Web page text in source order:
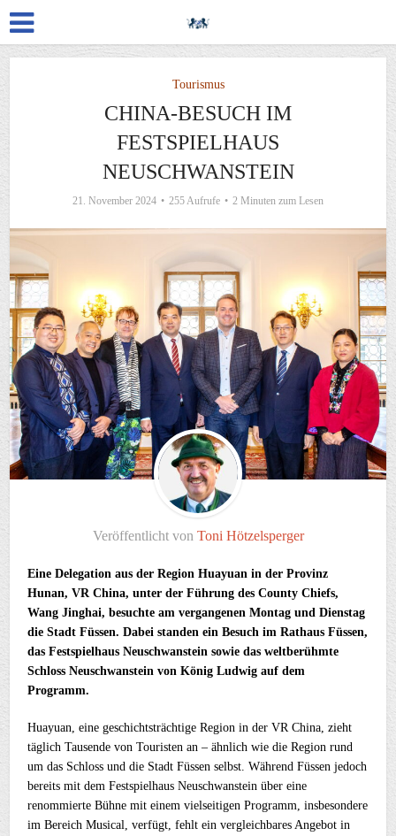
Tourismus
CHINA-BESUCH IM
FESTSPIELHAUS
NEUSCHWANSTEIN
21. November 2024 255 Aufrufe 2 Minuten zum Lesen
Veröffentlicht von Toni Hötzelsperger
Eine Delegation aus der Region Huayuan in der Provinz
Hunan, VR China, unter der Führung des County Chiefs,
Wang Jinghai, besuchte am vergangenen Montag und Dienstag
die Stadt Füssen. Dabei standen ein Besuch im Rathaus Füssen,
das Festspielhaus Neuschwanstein sowie das weltberühmte
Schloss Neuschwanstein von König Ludwig auf dem
Programm.
Huayuan, eine geschichtsträchtige Region in der VR China, zieht
täglich Tausende von Touristen an – ähnlich wie die Region rund
um das Schloss und die Stadt Füssen selbst. Während Füssen jedoch
bereits mit dem Festspielhaus Neuschwanstein über eine
renommierte Bühne mit einem vielseitigen Programm, insbesondere
im Bereich Musical, verfügt, fehlt ein vergleichbares Angebot in